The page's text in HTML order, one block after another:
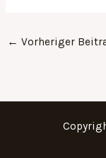
← Vorheriger